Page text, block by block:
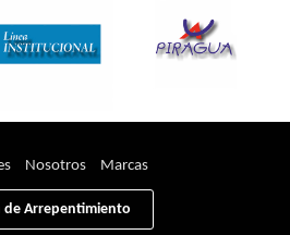
Nosotros Marcas
de Arrepentimiento